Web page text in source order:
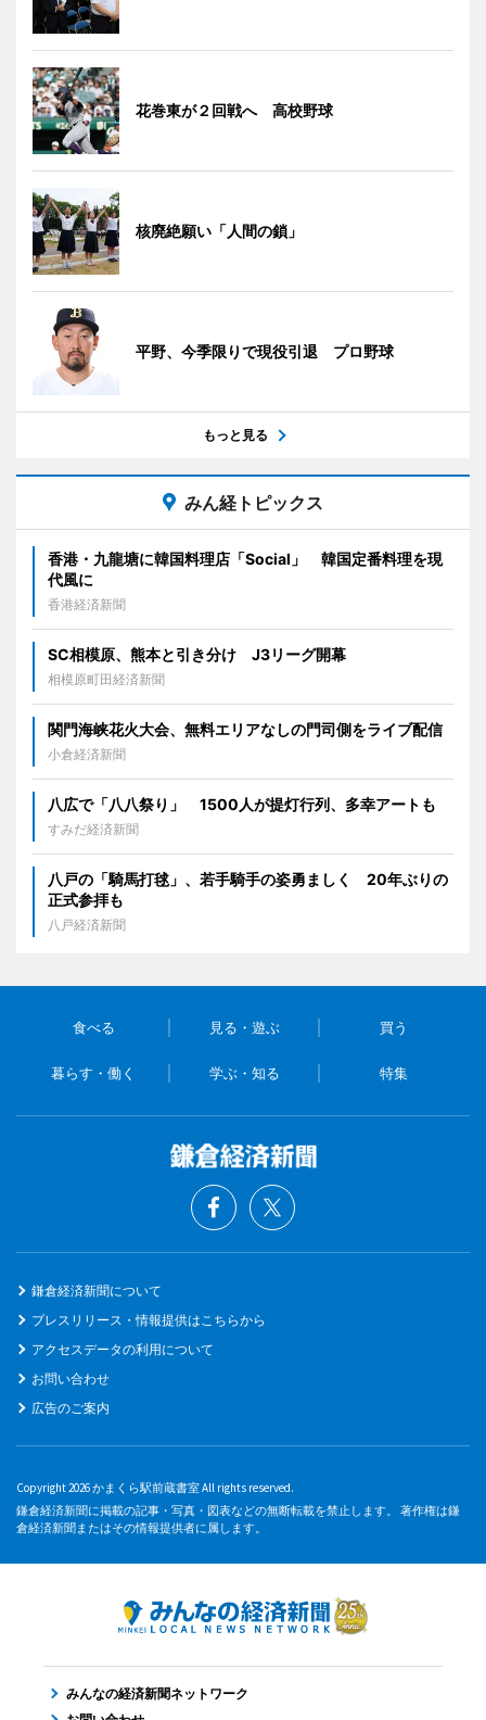
花巻東が２回戦へ 高校野球
核廃絶願い「人間の鎖」
平野、今季限りで現役引退 プロ野球
もっと見る
みん経トピックス
香港・九龍塘に韓国料理店「Social」 韓国定番料理を現
代風に
香港経済新聞
SC相模原、熊本と引き分け J3リーグ開幕
相模原町田経済新聞
関門海峡花火大会、無料エリアなしの門司側をライブ配信
小倉経済新聞
八広で「八八祭り」 1500人が提灯行列、多幸アートも
すみだ経済新聞
八戸の「騎馬打毬」、若手騎手の姿勇ましく 20年ぶりの
正式参拝も
八戸経済新聞
食べる 見る・遊ぶ 買う
暮らす・働く 学ぶ・知る 特集
鎌倉経済新聞について
プレスリリース・情報提供はこちらから
アクセスデータの利用について
お問い合わせ
広告のご案内
Copyright 2026 かまくら駅前蔵書室 All rights reserved.
鎌倉経済新聞に掲載の記事・写真・図表などの無断転載を禁止します。 著作権は鎌
倉経済新聞またはその情報提供者に属します。
みんなの経済新聞ネットワーク